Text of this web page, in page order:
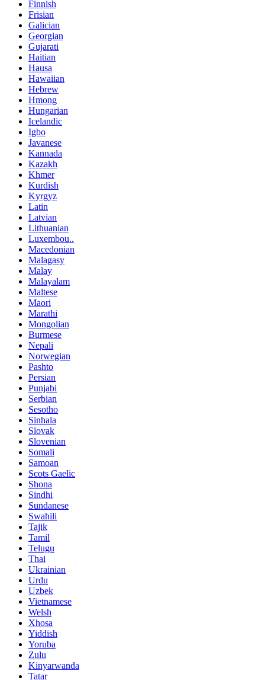
Finnish
Frisian
Galician
Georgian
Gujarati
Haitian
Hausa
Hawaiian
Hebrew
Hmong
Hungarian
Icelandic
Igbo
Javanese
Kannada
Kazakh
Khmer
Kurdish
Kyrgyz
Latin
Latvian
Lithuanian
Luxembou..
Macedonian
Malagasy
Malay
Malayalam
Maltese
Maori
Marathi
Mongolian
Burmese
Nepali
Norwegian
Pashto
Persian
Punjabi
Serbian
Sesotho
Sinhala
Slovak
Slovenian
Somali
Samoan
Scots Gaelic
Shona
Sindhi
Sundanese
Swahili
Tajik
Tamil
Telugu
Thai
Ukrainian
Urdu
Uzbek
Vietnamese
Welsh
Xhosa
Yiddish
Yoruba
Zulu
Kinyarwanda
Tatar